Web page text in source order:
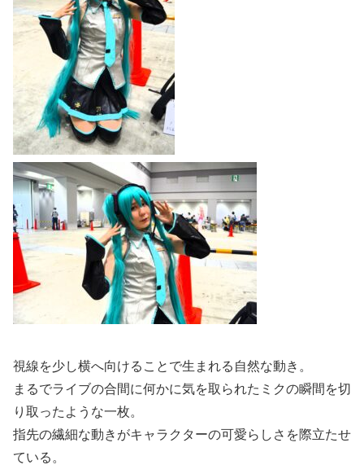
視線を少し横へ向けることで生まれる自然な動き。
まるでライブの合間に何かに気を取られたミクの瞬間を切
り取ったような一枚。
指先の繊細な動きがキャラクターの可愛らしさを際立たせ
ている。